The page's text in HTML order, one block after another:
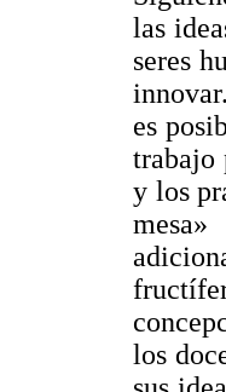
las
seres
es
trabajo
y los
los